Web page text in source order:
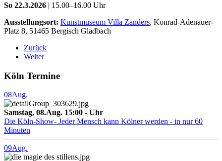
So 22.3.2026 | 15.00–16.00 Uhr
Ausstellungsort: Kunstmuseum Villa Zanders, Konrad-Adenauer-
Platz 8, 51465 Bergisch Gladbach
Zurück
Weiter
Köln Termine
08Aug.
Samstag, 08.Aug. 15:00 - Uhr
Die Köln-Show- Jeder Mensch kann Kölner werden - in nur 60
Minuten
09Aug.